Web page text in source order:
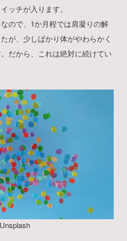
ッチが入ります。
ので、1か月程では肩凝りの解
が、少しばかり体がやわらかく
だから、これは絶対に続けてい
Unsplash